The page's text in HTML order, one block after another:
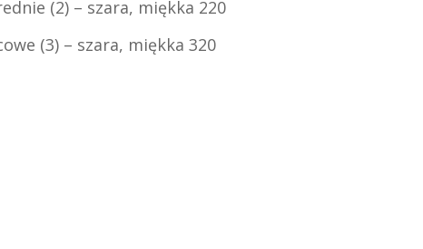
(2) – szara, miękka 220
(3) – szara, miękka 320